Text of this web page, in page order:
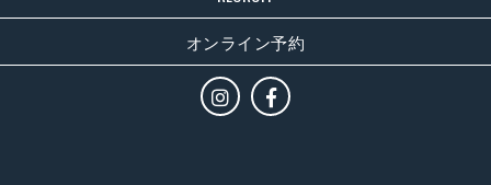
オンライン予約